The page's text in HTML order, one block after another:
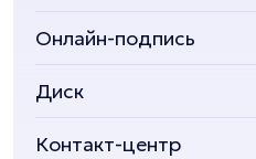
Онлайн-подпись
Диск
Контакт-центр